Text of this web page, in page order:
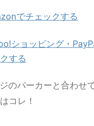
でチェックする
ショッピング・
する
のパーカーと合わせ
コレ！